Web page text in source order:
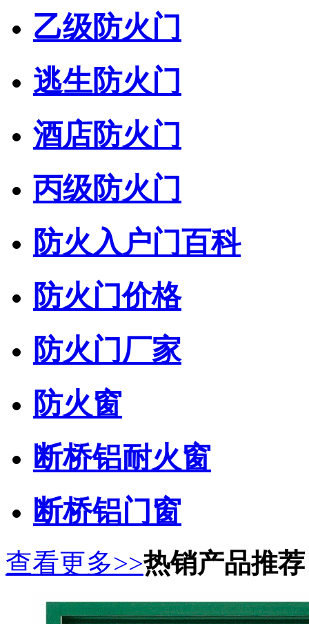
乙级防火门
逃生防火门
酒店防火门
​丙级防火门
防火入户门百科
防火门价格
防火门厂家
防火窗
断桥铝耐火窗
断桥铝门窗
查看更多>>热销产品推荐